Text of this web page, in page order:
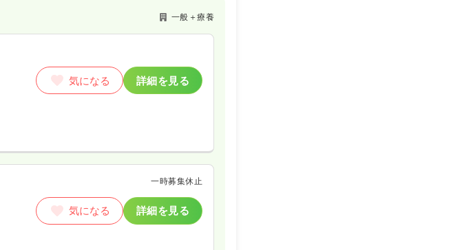
一般＋療養
気になる 詳細を見る
一時募集休止
気になる 詳細を見る